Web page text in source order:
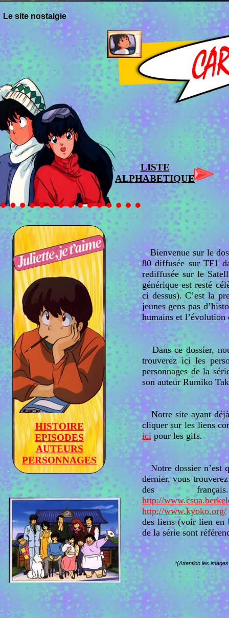
Bienvenue sur le
80 diffusée sur TF1
rediffusée sur le
générique est resté
ci dessus). C’est la
jeunes gens pas
humains et l’évolution
Dans ce dossier,
trouverez ici les
personnages de la
son auteur Rumiko
Notre site ayant déjà
cliquer sur les liens
icipour les gifs.
Notre dossier n’est
dernier, vous
des
http://
http://www.kyoko.org/
des liens (voir lien en
de la série sont
*(Attention les
HISTOIRE
EPISODES
AUTEURS
PERSONNAGES
Le site nostalgie
LISTE
ALPHABETIQUE